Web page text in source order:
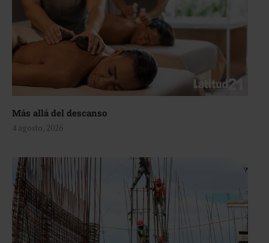
Más allá del descanso
4 agosto, 2026